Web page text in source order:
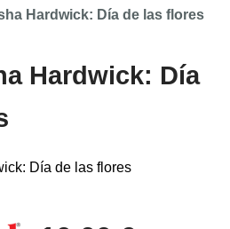
Hardwick: Día de las flores
Hardwick: Día